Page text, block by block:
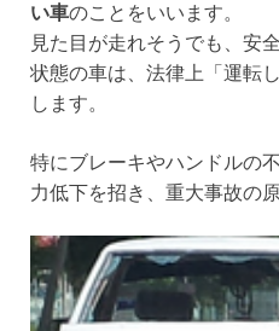
い車のことをいいます。
見た目が走れそうでも、安
状態の車は、法律上「運転
します。
特にブレーキやハンドルの
力低下を招き、重大事故の